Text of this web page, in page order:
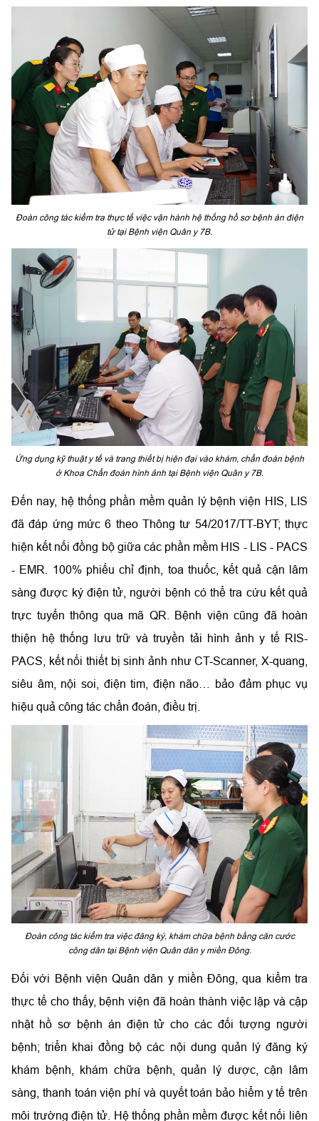
Đoàn công tác kiểm tra thực tế việc vận hành hệ thống hồ sơ bệnh án điện
tử tại Bệnh viện Quân y 7B.
Ứng dụng kỹ thuật y tế và trang thiết bị hiện đại vào khám, chẩn đoán bệnh
ở Khoa Chẩn đoán hình ảnh tại Bệnh viện Quân y 7B.
Đến nay, hệ thống phần mềm quản lý bệnh viện HIS, LIS
đã đáp ứng mức 6 theo Thông tư 54/2017/TT-BYT; thực
hiện kết nối đồng bộ giữa các phần mềm HIS - LIS - PACS
- EMR. 100% phiếu chỉ định, toa thuốc, kết quả cận lâm
sàng được ký điện tử, người bệnh có thể tra cứu kết quả
trực tuyến thông qua mã QR. Bệnh viện cũng đã hoàn
thiện hệ thống lưu trữ và truyền tải hình ảnh y tế RIS-
PACS, kết nối thiết bị sinh ảnh như CT-Scanner, X-quang,
siêu âm, nội soi, điện tim, điện não… bảo đảm phục vụ
hiệu quả công tác chẩn đoán, điều trị.
Đoàn công tác kiểm tra việc đăng ký, khám chữa bệnh bằng căn cước
công dân tại Bệnh viện Quân dân y miền Đông.
Đối với Bệnh viện Quân dân y miền Đông, qua kiểm tra
thực tế cho thấy, bệnh viện đã hoàn thành việc lập và cập
nhật hồ sơ bệnh án điện tử cho các đối tượng người
bệnh; triển khai đồng bộ các nội dung quản lý đăng ký
khám bệnh, khám chữa bệnh, quản lý dược, cận lâm
sàng, thanh toán viện phí và quyết toán bảo hiểm y tế trên
môi trường điện tử. Hệ thống phần mềm được kết nối liên